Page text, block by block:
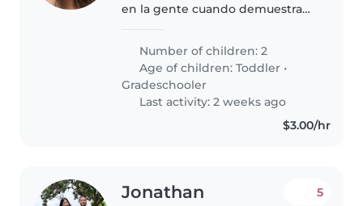
en la gente cuando demuestran
Number of children: 2
Age of children:Toddler •
Gradeschooler
Last activity: 2 weeks ago
$3.00/hr
Jonathan 5